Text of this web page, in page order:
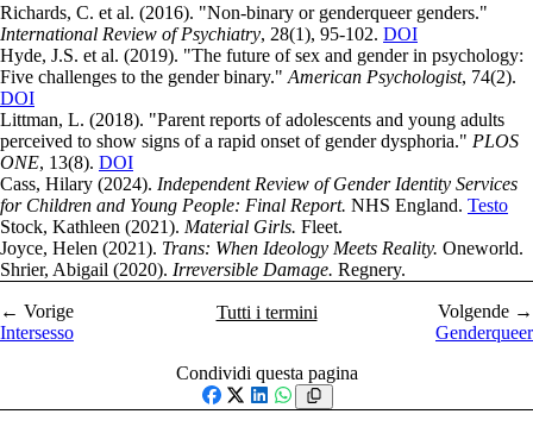
Richards, C. et al. (2016). "Non-binary or genderqueer genders."
International Review of Psychiatry, 28(1), 95-102. DOI
Hyde, J.S. et al. (2019). "The future of sex and gender in psychology:
Five challenges to the gender binary." American Psychologist, 74(2).
DOI
Littman, L. (2018). "Parent reports of adolescents and young adults
perceived to show signs of a rapid onset of gender dysphoria." PLOS
ONE, 13(8). DOI
Cass, Hilary (2024). Independent Review of Gender Identity Services
for Children and Young People: Final Report. NHS England. Testo
Stock, Kathleen (2021). Material Girls. Fleet.
Joyce, Helen (2021). Trans: When Ideology Meets Reality. Oneworld.
Shrier, Abigail (2020). Irreversible Damage. Regnery.
← Vorige
Intersesso
Tutti i termini
Volgende →
Genderqueer
Condividi questa pagina
Facebook
X LinkedIn
WhatsApp